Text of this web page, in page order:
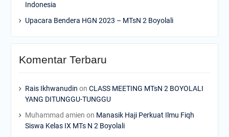
Indonesia
Upacara Bendera HGN 2023 – MTsN 2 Boyolali
Komentar Terbaru
Rais Ikhwanudin on CLASS MEETING MTsN 2 BOYOLALI
YANG DITUNGGU-TUNGGU
Muhammad amien on Manasik Haji Perkuat Ilmu Fiqh
Siswa Kelas IX MTs N 2 Boyolali